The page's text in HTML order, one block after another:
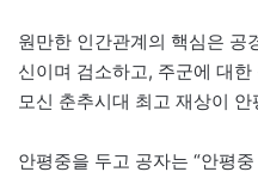
원만한 인간관계의 핵심은 공
신이며 검소하고, 주군에 대
모신 춘추시대 최고 재상이
안평중을 두고 공자는 “안평